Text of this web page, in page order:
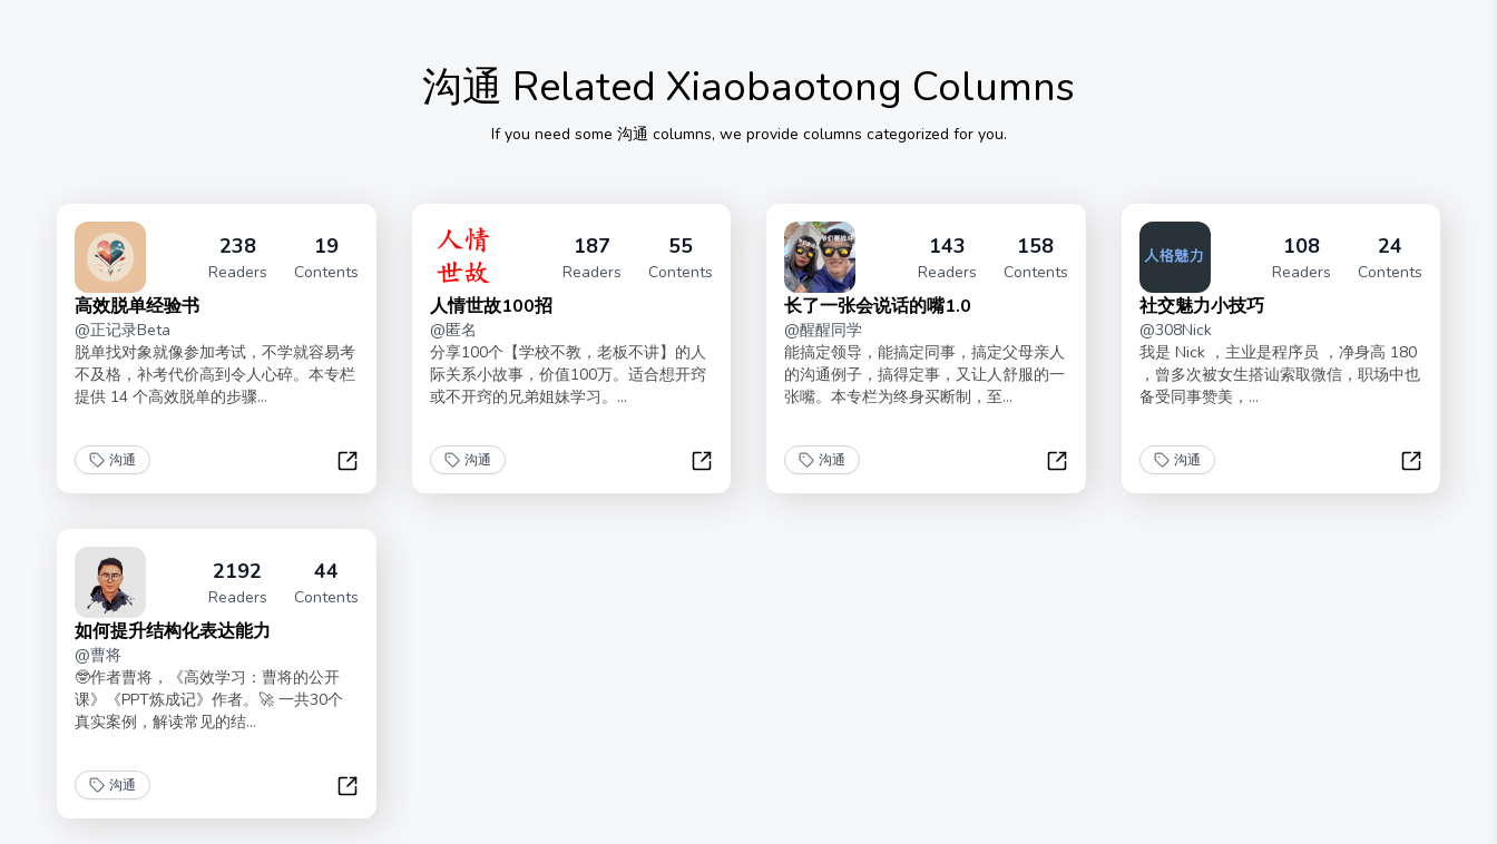
沟通 Related Xiaobaotong Columns
If you need some 沟通 columns, we provide columns categorized for you.
238
Readers
19
Contents
高效脱单经验书
@正记录Beta
脱单找对象就像参加考试，不学就容易考
不及格，补考代价高到令人心碎。本专栏
提供 14 个高效脱单的步骤...
沟通
高效脱单经验书
187
Readers
55
Contents
人情世故100招
@匿名
分享100个【学校不教，老板不讲】的人
际关系小故事，价值100万。适合想开窍
或不开窍的兄弟姐妹学习。...
沟通
人情世故100招
143
Readers
158
Contents
长了一张会说话的嘴1.0
@醒醒同学
能搞定领导，能搞定同事，搞定父母亲人
的沟通例子，搞得定事，又让人舒服的一
张嘴。本专栏为终身买断制，至...
沟通
长了一张会说话的嘴1.0
108
Readers
24
Contents
社交魅力小技巧
@308Nick
我是 Nick ，主业是程序员 ，净身高 180
，曾多次被女生搭讪索取微信，职场中也
备受同事赞美，...
沟通
社交魅力小
2192
Readers
44
Contents
如何提升结构化表达能力
@曹将
🤓作者曹将，《高效学习：曹将的公开
课》《PPT炼成记》作者。🚀 一共30个
真实案例，解读常见的结...
沟通
如何提升结构化表达能力